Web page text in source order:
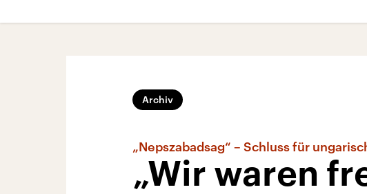
Archiv
„Nepszabadsag“ – Schluss für
„Wir waren